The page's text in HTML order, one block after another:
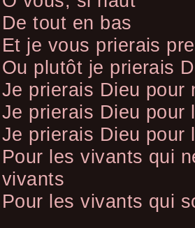
De tout en bas
Et je vous prierais
Ou plutôt je prierais
Je prierais Dieu pour
Je prierais Dieu pour
Je prierais Dieu pour
Pour les vivants qui
vivants
Pour les vivants qui